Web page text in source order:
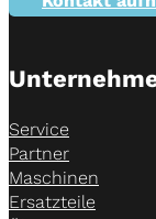
Service
Partner
Maschinen
Ersatzteile